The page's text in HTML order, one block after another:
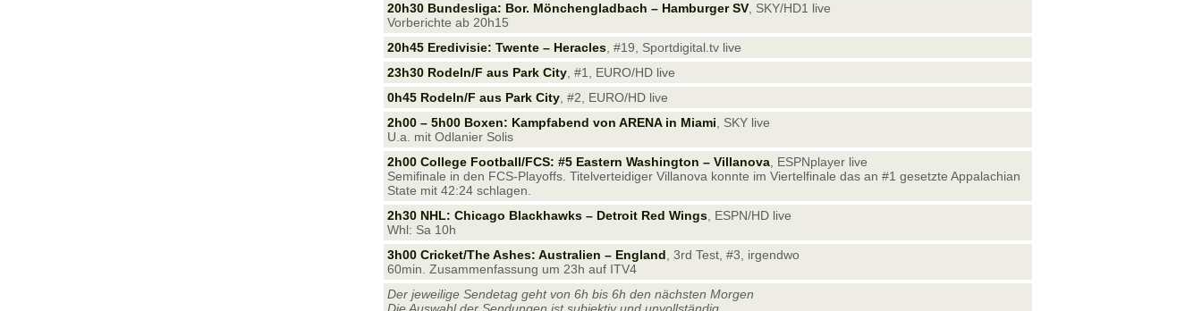
20h30 Bundesliga: Bor. Mönchengladbach – Hamburger SV , SKY/HD1 live
Vorberichte ab 20h15
20h45 Eredivisie: Twente – Heracles , #19, Sportdigital.tv live
23h30 Rodeln/F aus Park City , #1, EURO/HD live
0h45 Rodeln/F aus Park City , #2, EURO/HD live
2h00 – 5h00 Boxen: Kampfabend von ARENA in Miami , SKY live
U.a. mit Odlanier Solis
2h00 College Football/FCS: #5 Eastern Washington – Villanova , ESPNplayer live
Semifinale in den FCS-Playoffs. Titelverteidiger Villanova konnte im Viertelfinale das an #1 gesetzte Appalachian
State mit 42:24 schlagen.
2h30 NHL: Chicago Blackhawks – Detroit Red Wings , ESPN/HD live
Whl: Sa 10h
3h00 Cricket/The Ashes: Australien – England , 3rd Test, #3, irgendwo
60min. Zusammenfassung um 23h auf ITV4
Der jeweilige Sendetag geht von 6h bis 6h den nächsten Morgen